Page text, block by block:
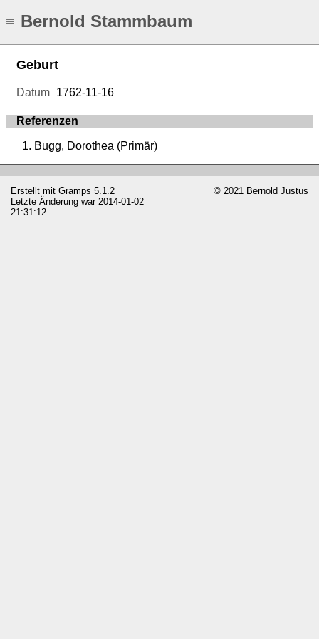
≡ Bernold Stammbaum
Geburt
Datum 1762-11-16
Referenzen
Bugg, Dorothea (Primär)
Erstellt mit Gramps 5.1.2
Letzte Änderung war 2014-01-02
21:31:12
© 2021 Bernold Justus